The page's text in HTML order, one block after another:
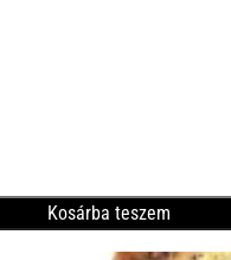
Kosárba teszem